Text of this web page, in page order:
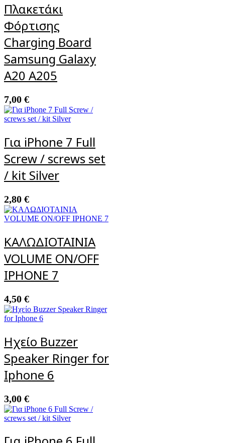
Πλακετάκι
Φόρτισης
Charging Board
Samsung Galaxy
A20 A205
7,00 €
Για iPhone 7 Full
Screw / screws set
/ kit Silver
2,80 €
ΚΑΛΩΔΙΟΤΑΙΝΙΑ
VOLUME ON/OFF
IPHONE 7
4,50 €
Ηχείο Buzzer
Speaker Ringer for
Iphone 6
3,00 €